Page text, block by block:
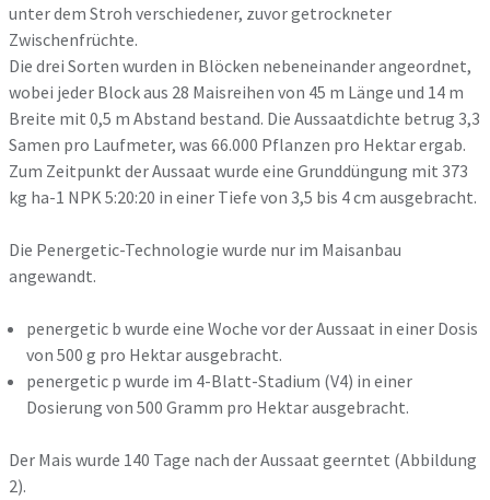
unter dem Stroh verschiedener, zuvor getrockneter
Zwischenfrüchte.
Die drei Sorten wurden in Blöcken nebeneinander angeordnet,
wobei jeder Block aus 28 Maisreihen von 45 m Länge und 14 m
Breite mit 0,5 m Abstand bestand. Die Aussaatdichte betrug 3,3
Samen pro Laufmeter, was 66.000 Pflanzen pro Hektar ergab.
Zum Zeitpunkt der Aussaat wurde eine Grunddüngung mit 373
kg ha-1 NPK 5:20:20 in einer Tiefe von 3,5 bis 4 cm ausgebracht.
Die Penergetic-Technologie wurde nur im Maisanbau
angewandt.
penergetic b wurde eine Woche vor der Aussaat in einer Dosis
von 500 g pro Hektar ausgebracht.
penergetic p wurde im 4-Blatt-Stadium (V4) in einer
Dosierung von 500 Gramm pro Hektar ausgebracht.
Der Mais wurde 140 Tage nach der Aussaat geerntet (Abbildung
2).